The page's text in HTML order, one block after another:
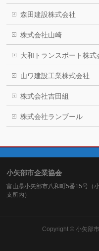
森田建設株式会社
株式会社山崎
大和トランスポート株式
山ワ建設工業株式会社
株式会社吉田組
株式会社ランブール
小矢部市企業協会
富山県小矢部市八和町5番15号（
支所内）
Copyright © 小矢部